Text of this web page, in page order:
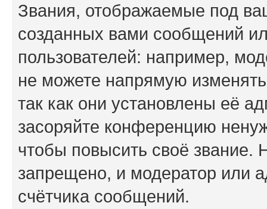
Звания, отображаемые под
созданных вами сообщений
пользователей: например,
не можете напрямую
так как они установлены её
засоряйте конференцию
чтобы повысить своё звание.
запрещено, и модератор или
счётчика сообщений.